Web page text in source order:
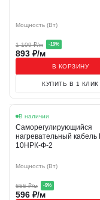
Мощность (Вт)
1 109₽/м -19%
893 ₽/м
В КОРЗИНУ
КУПИТЬ В 1 КЛИК
Акция
В наличии
Саморегулирующийся
нагревательный кабель ГК ССТ
10НРК-Ф-2
Мощность (Вт)
656₽/м -9%
596 ₽/м